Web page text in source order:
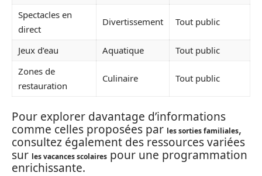
Spectacles en
direct
Divertissement Tout public
Jeux d’eau Aquatique
Tout public
Zones de
restauration
Culinaire Tout public
Pour explorer davantage d’informations
comme celles proposées par les sorties familiales,
consultez également des ressources variées
sur les vacances scolaires pour une programmation
enrichissante.